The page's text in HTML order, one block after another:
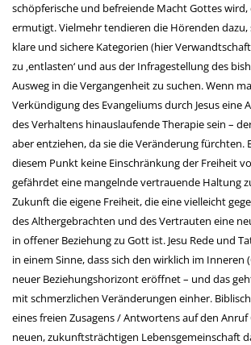
schöpferische und befreiende Macht Gottes
ermutigt. Vielmehr tendieren die Hörenden dazu,
klare und sichere Kategorien (hier
zu ‚entlasten‘ und aus der Infragestellung des
Ausweg in die Vergangenheit zu suchen. Wenn
Verkündigung des Evangeliums durch Jesus eine
des Verhaltens hinauslaufende Therapie sein –
aber entziehen, da sie die Veränderung fürchten.
diesem Punkt keine Einschränkung der Freiheit
gefährdet eine mangelnde vertrauende Haltung
Zukunft die eigene Freiheit, die eine vielleicht
des Althergebrachten und des Vertrauten eine
in offener Beziehung zu Gott ist. Jesu Rede und
in einem Sinne, dass sich den wirklich im Inneren
neuer Beziehungshorizont eröffnet – und das
mit schmerzlichen Veränderungen einher.
eines freien Zusagens / Antwortens auf den
neuen, zukunftsträchtigen Lebensgemeinschaft